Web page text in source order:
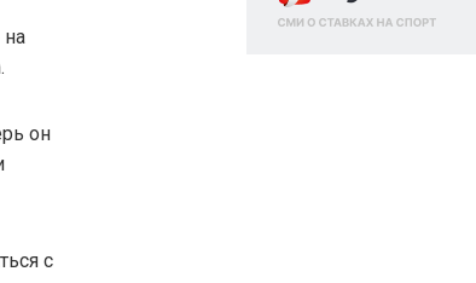
он
с